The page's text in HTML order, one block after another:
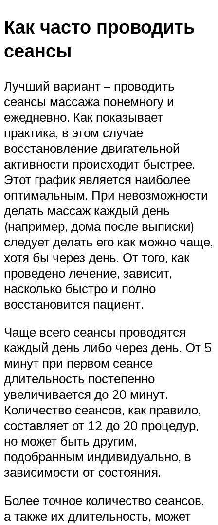
Как часто проводить
сеансы
Лучший вариант – проводить
сеансы массажа понемногу и
ежедневно. Как показывает
практика, в этом случае
восстановление двигательной
активности происходит быстрее.
Этот график является наиболее
оптимальным. При невозможности
делать массаж каждый день
(например, дома после выписки)
следует делать его как можно чаще,
хотя бы через день. От того, как
проведено лечение, зависит,
насколько быстро и полно
восстановится пациент.
Чаще всего сеансы проводятся
каждый день либо через день. От 5
минут при первом сеансе
длительность постепенно
увеличивается до 20 минут.
Количество сеансов, как правило,
составляет от 12 до 20 процедур,
но может быть другим,
подобранным индивидуально, в
зависимости от состояния.
Более точное количество сеансов,
а также их длительность, может